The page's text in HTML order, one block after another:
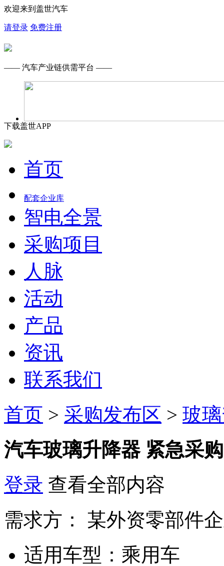
欢迎来到盖世汽车
请登录 免费注册
—— 汽车产业链供需平台 ——
下载盖世APP
首页
配套企业库
智电全景
采购项目
人脉
活动
产品
资讯
联系我们
首页 > 采购发布区 > 玻
汽车玻璃升降器 紧急采购
登录 查看全部内容
需求方：
某外资零部件
适用车型： 乘用车